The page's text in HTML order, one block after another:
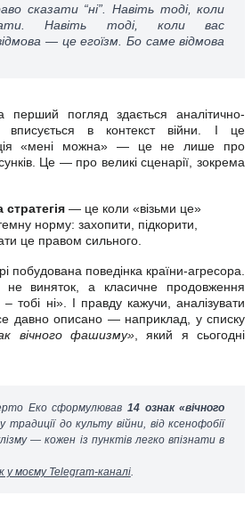
сказати “ні”. Навіть тоді, коли
Навіть тоді, коли вас
— це егоїзм. Бо саме відмова
погляд здається аналітично-
вписується в контекст війни. І це
«мені можна» — це не лише про
Це — про великі сценарії, зокрема
— це коли «візьми це»
норму: захопити, підкорити,
це правом сильного.
побудована поведінка країни-агресора.
не виняток, а класичне продовження
тобі ні». І правду кажучи, аналізувати
давно описано — наприклад, у списку
вічного фашизму», який я сьогодні
Еко сформулював14 ознак «вічного
традиції до культу війни, від ксенофобії
— кожен із пунктів легко впізнати в
моєму Telegram-каналі.